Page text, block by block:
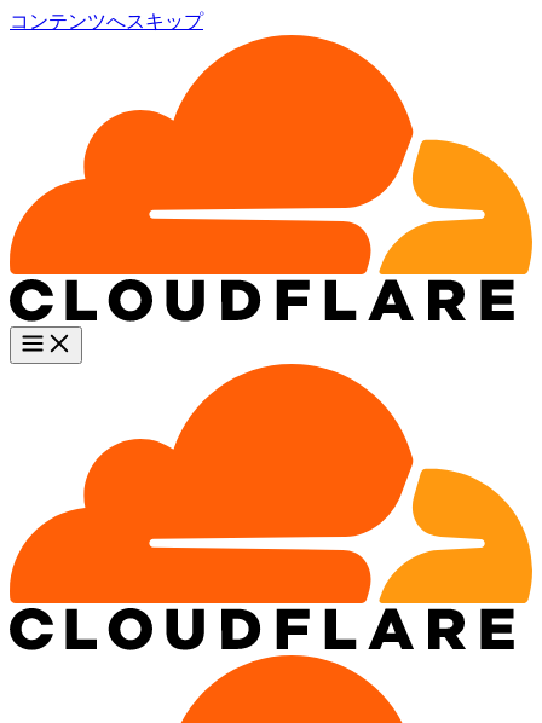
コンテンツへスキップ